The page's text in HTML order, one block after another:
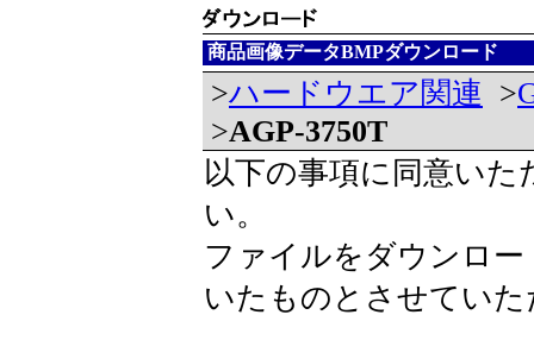
商品画像データBMPダウンロード
>ハードウエア関連 >
>AGP-3750T
以下の事項に同意い
い。
ファイルをダウンロ
いたものとさせてい